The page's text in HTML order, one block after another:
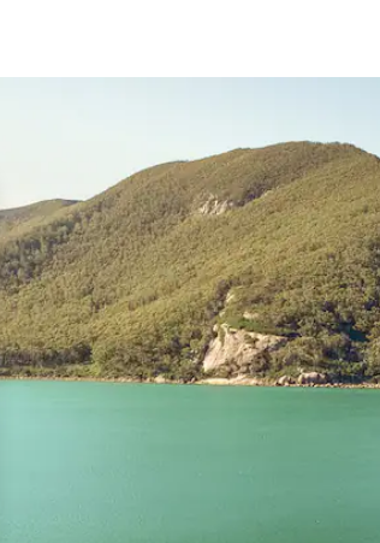
et vers le bas pour les parcourir ou en